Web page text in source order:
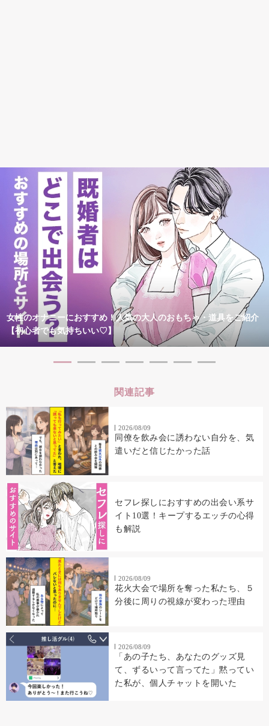
女性のオナニーにおすすめ！人気の大人のおもちゃ・道具をご紹介
【初心者でも気持ちいい♡】
関連記事
2026/08/09
同僚を飲み会に誘わない自分を、気
遣いだと信じたかった話
セフレ探しにおすすめの出会い系サ
イト10選！キープするエッチの心得
も解説
2026/08/09
花火大会で場所を奪った私たち、５
分後に周りの視線が変わった理由
2026/08/09
「あの子たち、あなたのグッズ見
て、ずるいって言ってた」黙ってい
た私が、個人チャットを開いた